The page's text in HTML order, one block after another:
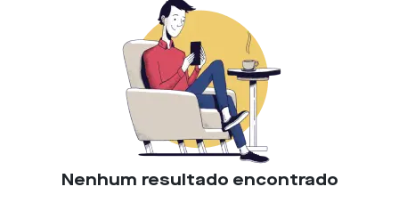
Nenhum resultado encontrado